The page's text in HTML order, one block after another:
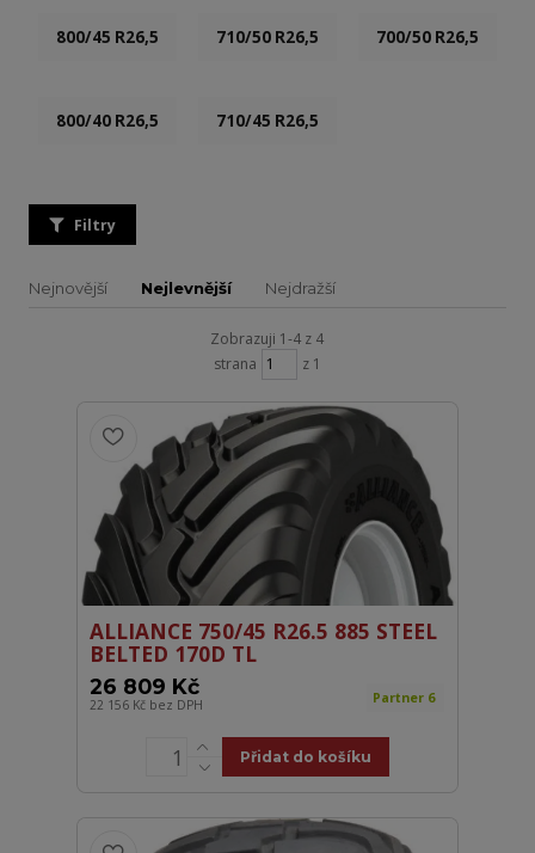
800/45 R26,5 710/50 R26,5 700/50 R26,5
800/40 R26,5 710/45 R26,5
Filtry
Nejnovější Nejlevnější Nejdražší
Zobrazuji 1-4 z 4
strana
z 1
ALLIANCE 750/45 R26.5 885 STEEL
BELTED 170D TL
26 809 Kč
22 156 Kč bez DPH Partner 6
Přidat do košíku